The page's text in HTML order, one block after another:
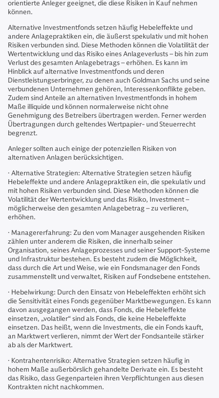
orientierte Anleger geeignet, die diese Risiken in Kauf nehmen
können.
Alternative Investmentfonds setzen häufig Hebeleffekte und
andere Anlagepraktiken ein, die äußerst spekulativ und mit hohen
Risiken verbunden sind. Diese Methoden können die Volatilität der
Wertentwicklung und das Risiko eines Anlageverlusts – bis hin zum
Verlust des gesamten Anlagebetrags – erhöhen. Es kann im
Hinblick auf alternative Investmentfonds und deren
Dienstleistungserbringer, zu denen auch Goldman Sachs und seine
verbundenen Unternehmen gehören, Interessenkonflikte geben.
Zudem sind Anteile an alternativen Investmentfonds in hohem
Maße illiquide und können normalerweise nicht ohne
Genehmigung des Betreibers übertragen werden. Ferner werden
Übertragungen durch geltendes Wertpapier- und Steuerrecht
begrenzt.
Anleger sollten auch einige der potenziellen Risiken von
alternativen Anlagen berücksichtigen.
· Alternative Strategien: Alternative Strategien setzen häufig
Hebeleffekte und andere Anlagepraktiken ein, die spekulativ und
mit hohen Risiken verbunden sind. Diese Methoden können die
Volatilität der Wertentwicklung und das Risiko, Investment –
möglicherweise den gesamten Anlagebetrag – zu verlieren,
erhöhen.
· Managererfahrung: Zu den vom Manager ausgehenden Risiken
zählen unter anderem die Risiken, die innerhalb seiner
Organisation, seines Anlageprozesses und seiner Support-Systeme
und Infrastruktur bestehen. Es besteht zudem die Möglichkeit,
dass durch die Art und Weise, wie ein Fondsmanager den Fonds
zusammenstellt und verwaltet, Risiken auf Fondsebene entstehen.
· Hebelwirkung: Durch den Einsatz von Hebeleffekten erhöht sich
die Sensitivität eines Fonds gegenüber Marktbewegungen. Es kann
davon ausgegangen werden, dass Fonds, die Hebeleffekte
einsetzen, „volatiler“ sind als Fonds, die keine Hebeleffekte
einsetzen. Das heißt, wenn die Investments, die ein Fonds kauft,
an Marktwert verlieren, nimmt der Wert der Fondsanteile stärker
ab als der Marktwert.
· Kontrahentenrisiko: Alternative Strategien setzen häufig in
hohem Maße außerbörslich gehandelte Derivate ein. Es besteht
das Risiko, dass Gegenparteien ihren Verpflichtungen aus diesen
Kontrakten nicht nachkommen.